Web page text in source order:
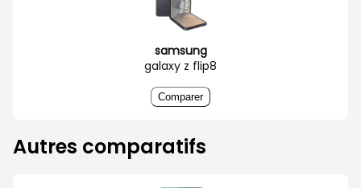
samsung
galaxy z flip8
Comparer
Autres comparatifs